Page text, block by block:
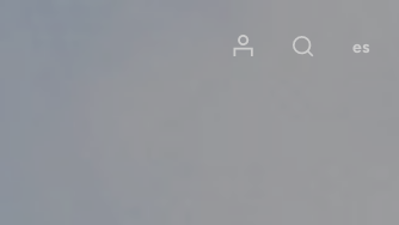
Mon compte
es